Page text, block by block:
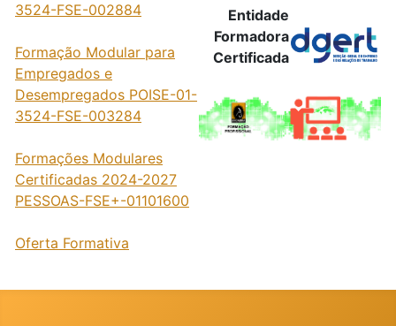
3524-FSE-002884
Formação Modular para
Empregados e
Desempregados POISE-01-
3524-FSE-003284
Formações Modulares
Certificadas 2024-2027
PESSOAS-FSE+-01101600
Oferta Formativa
Entidade
Formadora
Certificada